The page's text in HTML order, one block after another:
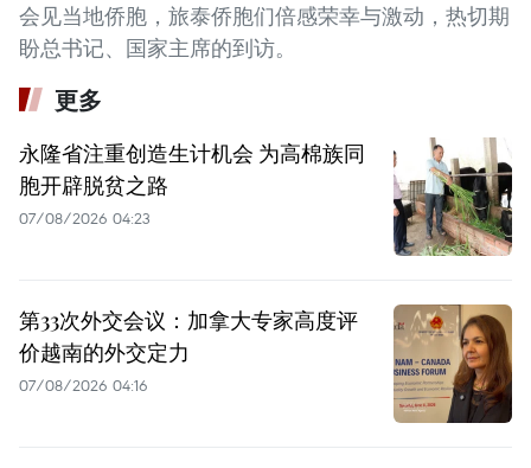
会见当地侨胞，旅泰侨胞们倍感荣幸与激动，热切期
盼总书记、国家主席的到访。
更多
永隆省注重创造生计机会 为高棉族同
胞开辟脱贫之路
07/08/2026 04:23
第33次外交会议：加拿大专家高度评
价越南的外交定力
07/08/2026 04:16